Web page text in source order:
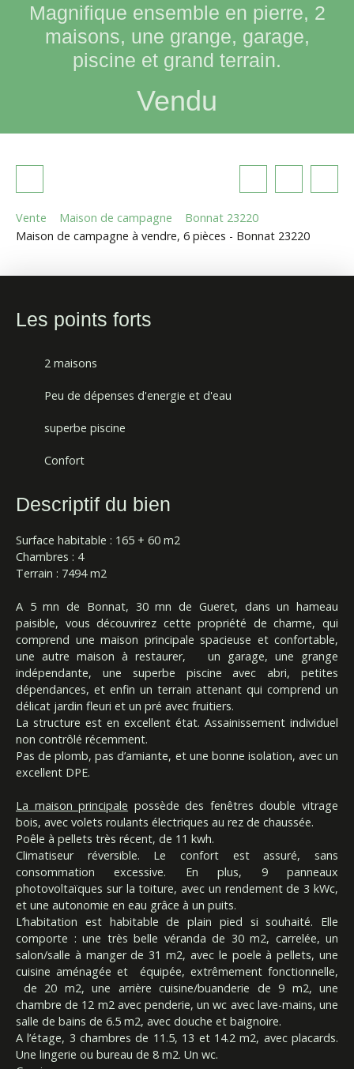
Magnifique ensemble en pierre, 2
maisons, une grange, garage,
piscine et grand terrain.
Vendu
Vente Maison de campagne
Bonnat 23220
Maison de campagne à vendre, 6 pièces - Bonnat 23220
Les points forts
2 maisons
Peu de dépenses d'energie et d'eau
superbe piscine
Confort
Descriptif du bien
Surface habitable : 165 + 60 m2
Chambres : 4
Terrain : 7494 m2
A 5 mn de Bonnat, 30 mn de Gueret, dans un hameau
paisible, vous découvrirez cette propriété de charme, qui
comprend une maison principale spacieuse et confortable,
une autre maison à restaurer, un garage, une grange
indépendante, une superbe piscine avec abri, petites
dépendances, et enfin un terrain attenant qui comprend un
délicat jardin fleuri et un pré avec fruitiers.
La structure est en excellent état. Assainissement individuel
non contrôlé récemment.
Pas de plomb, pas d’amiante, et une bonne isolation, avec un
excellent DPE.
La maison principale possède des fenêtres double vitrage
bois, avec volets roulants électriques au rez de chaussée.
Poêle à pellets très récent, de 11 kwh.
Climatiseur réversible. Le confort est assuré, sans
consommation excessive. En plus, 9 panneaux
photovoltaïques sur la toiture, avec un rendement de 3 kWc,
et une autonomie en eau grâce à un puits.
L’habitation est habitable de plain pied si souhaité. Elle
comporte : une très belle véranda de 30 m2, carrelée, un
salon/salle à manger de 31 m2, avec le poele à pellets, une
cuisine aménagée et équipée, extrêmement fonctionnelle,
de 20 m2, une arrière cuisine/buanderie de 9 m2, une
chambre de 12 m2 avec penderie, un wc avec lave-mains, une
salle de bains de 6.5 m2, avec douche et baignoire.
A l’étage, 3 chambres de 11.5, 13 et 14.2 m2, avec placards.
Une lingerie ou bureau de 8 m2. Un wc.